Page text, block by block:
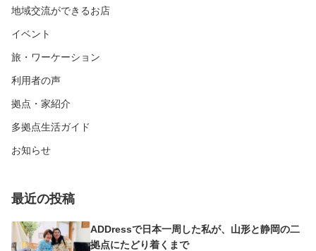
地域交流ができるお店
イベント
旅・ワーケーション
利用者の声
拠点・家紹介
多拠点生活ガイド
お知らせ
最近の投稿
ADDressで日本一周した私が、山形と静岡の二
拠点にたどり着くまで